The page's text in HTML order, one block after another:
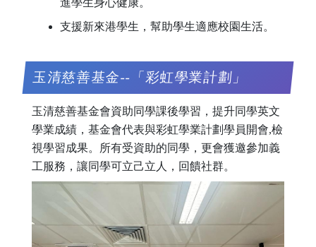
支援新來港學生，幫助學生適應校園生活。
玉清慈善基金--「彩虹學業計劃」
玉清慈善基金會資助同學課後學習，提升同學英文
學業成績，基金會代表與彩虹學業計劃學員開會,檢
視學習成果。所有受資助的同學，更會獲邀參加義
工服務，讓同學可立己立人，回饋社群。